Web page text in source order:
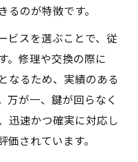
るのが特徴です。
ビスを選ぶことで、従
。修理や交換の際に
なるため、実績のある
万が一、鍵が回らなく
迅速かつ確実に対応し
されています。